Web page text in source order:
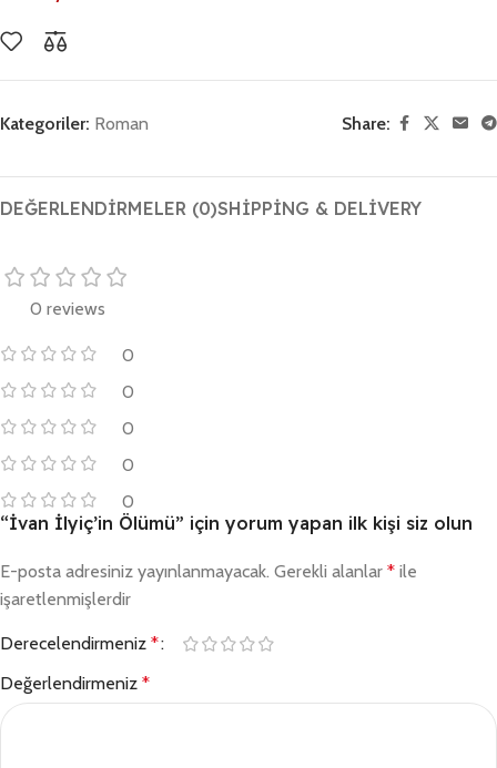
Kategoriler: Roman Share:
DEĞERLENDIRMELER (0)SHIPPING & DELIVERY
0 reviews
0
0
0
0
0
“İvan İlyiç’in Ölümü” için yorum yapan ilk kişi siz olun
E-posta adresiniz yayınlanmayacak. Gerekli alanlar * ile
işaretlenmişlerdir
Derecelendirmeniz *
Değerlendirmeniz *